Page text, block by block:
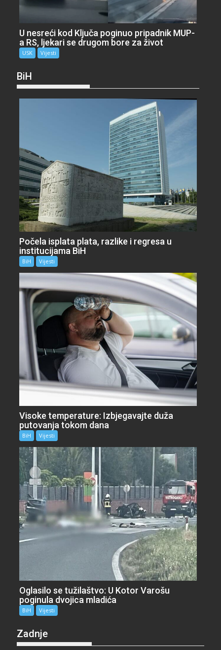
U nesreći kod Ključa poginuo pripadnik MUP-
a RS, ljekari se drugom bore za život
USK Vijesti
BiH
Počela isplata plata, razlike i regresa u
institucijama BiH
BiH Vijesti
Visoke temperature: Izbjegavajte duža
putovanja tokom dana
BiH Vijesti
Oglasilo se tužilaštvo: U Kotor Varošu
poginula dvojica mladića
BiH Vijesti
Zadnje